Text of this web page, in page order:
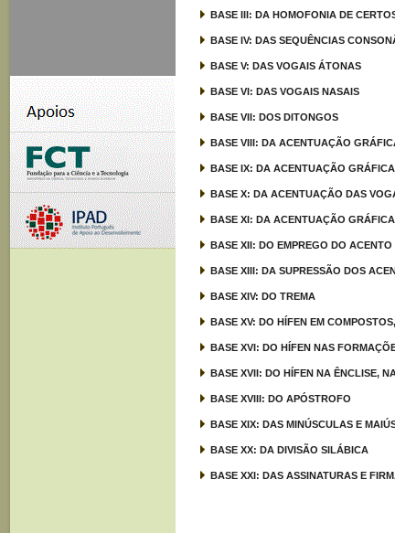
BASE III: DA HOMOFONIA DE
BASE IV: DAS SEQUÊNCIAS
BASE V: DAS VOGAIS ÁTONAS
BASE VI: DAS VOGAIS NASAIS
BASE VII: DOS DITONGOS
BASE VIII: DA ACENTUAÇÃO
BASE IX: DA ACENTUAÇÃO
BASE X: DA ACENTUAÇÃO DAS
BASE XI: DA ACENTUAÇÃO
BASE XII: DO EMPREGO DO ACENTO
BASE XIII: DA SUPRESSÃO DOS
BASE XIV: DO TREMA
BASE XV: DO HÍFEN EM
BASE XVI: DO HÍFEN NAS
BASE XVII: DO HÍFEN NA ÊNCLISE,
BASE XVIII: DO APÓSTROFO
BASE XIX: DAS MINÚSCULAS E
BASE XX: DA DIVISÃO SILÁBICA
BASE XXI: DAS ASSINATURAS E